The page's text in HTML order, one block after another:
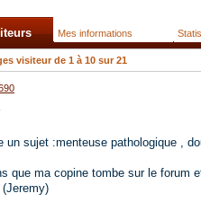
Mes informations
visiteur de 1 à 10 sur21
un sujet :menteuse pathologique ,
que ma copine tombe sur le forum
(Jeremy)